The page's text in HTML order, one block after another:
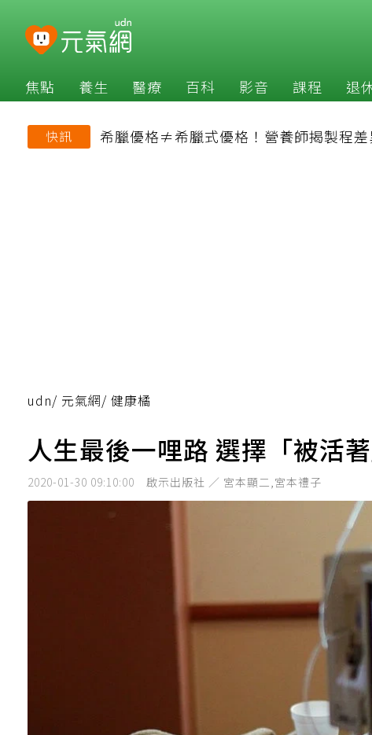
焦點 養生 醫療 百科 影音 課程 退
快訊 希臘優格≠希臘式優格！營養師揭製程
udn/ 元氣網/ 健康橘
人生最後一哩路 選擇「被活
2020-01-30 09:10:00 啟示出版社 ／ 宮本顯二,宮本禮子